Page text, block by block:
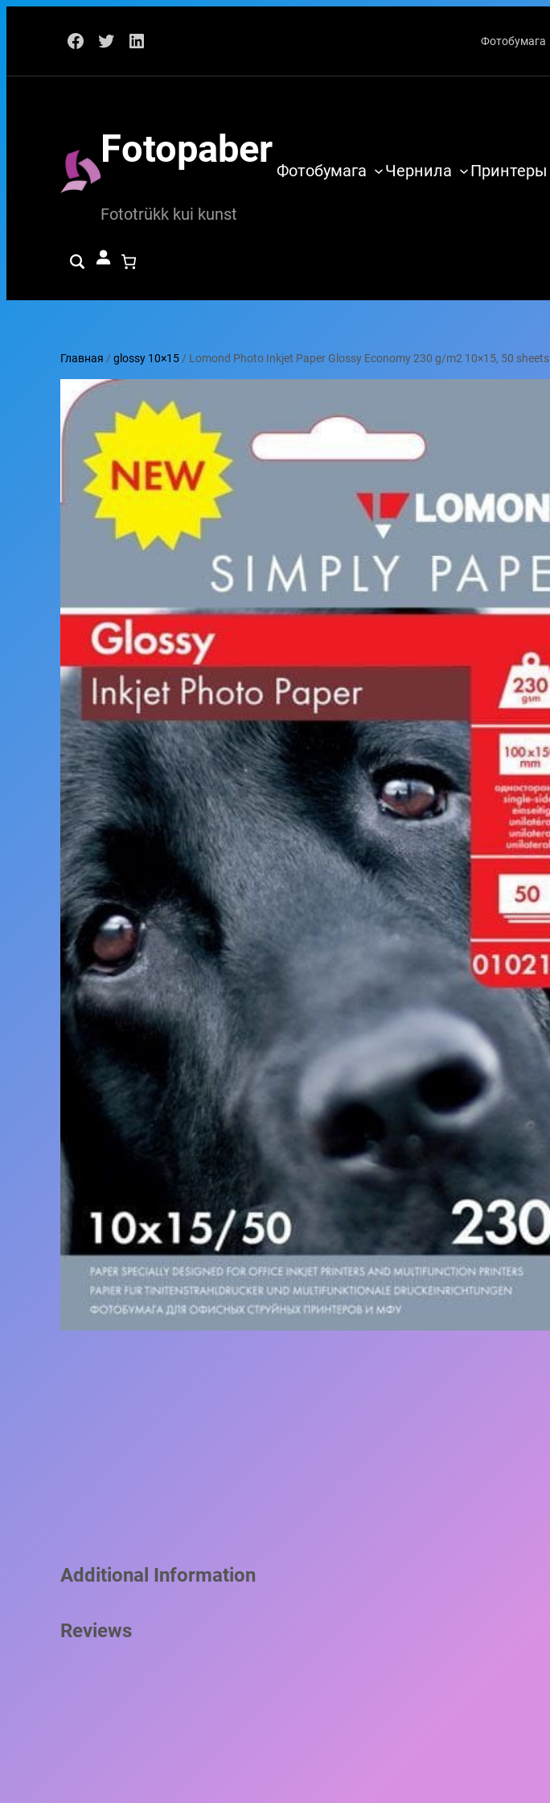
содержимому
Facebook
TwitterLinkedIn Фотобумага
Fotopaber
Fototrükk kui kunst
Фотобумага Чернила Принтеры
Главная /glossy 10×15/ Lomond Photo Inkjet Paper Glossy Economy 230 g/m2 10×15, 50 sheets
Additional Information
Reviews